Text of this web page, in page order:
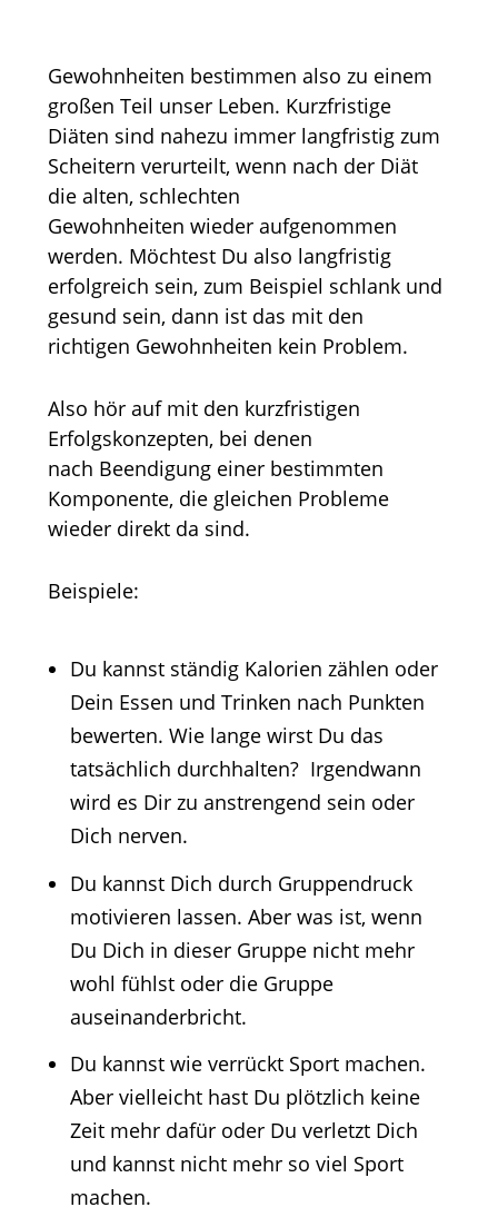
Gewohnheiten bestimmen also zu einem
großen Teil unser Leben. Kurzfristige
Diäten sind nahezu immer langfristig zum
Scheitern verurteilt, wenn nach der Diät
die alten, schlechten
Gewohnheiten wieder aufgenommen
werden. Möchtest Du also langfristig
erfolgreich sein, zum Beispiel schlank und
gesund sein, dann ist das mit den
richtigen Gewohnheiten kein Problem.
Also hör auf mit den kurzfristigen
Erfolgskonzepten, bei denen
nach Beendigung einer bestimmten
Komponente, die gleichen Probleme
wieder direkt da sind.
Beispiele:
Du kannst ständig Kalorien zählen oder
Dein Essen und Trinken nach Punkten
bewerten. Wie lange wirst Du das
tatsächlich durchhalten? Irgendwann
wird es Dir zu anstrengend sein oder
Dich nerven.
Du kannst Dich durch Gruppendruck
motivieren lassen. Aber was ist, wenn
Du Dich in dieser Gruppe nicht mehr
wohl fühlst oder die Gruppe
auseinanderbricht.
Du kannst wie verrückt Sport machen.
Aber vielleicht hast Du plötzlich keine
Zeit mehr dafür oder Du verletzt Dich
und kannst nicht mehr so viel Sport
machen.